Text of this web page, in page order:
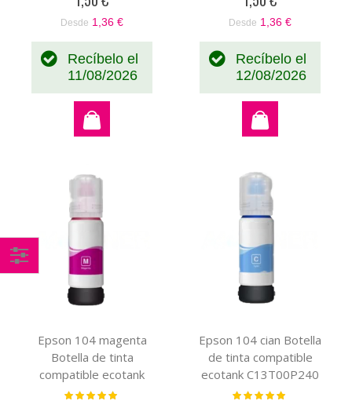
Desde 1,36 €
Recíbelo el
11/08/2026
Desde 1,36 €
Recíbelo el
12/08/2026
Epson 104 magenta
Botella de tinta
compatible ecotank
C13T00P340
Valoración:
Epson 104 cian Botella
de tinta compatible
ecotank C13T00P240
Valoración:
Comprar